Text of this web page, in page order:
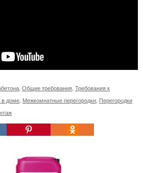
Общие требования Требования к
доме Межкомнатные перегородки Перегородки